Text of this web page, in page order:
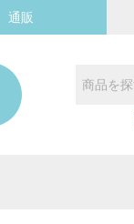
通販